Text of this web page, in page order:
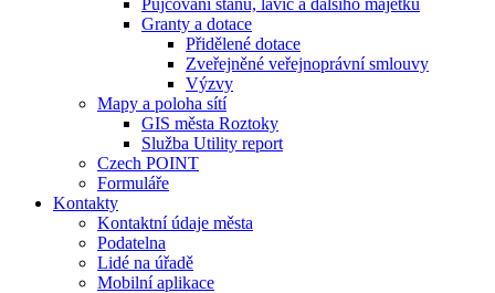
Půjčování stanů, lavic a dalšího majetku
Granty a dotace
Přidělené dotace
Zveřejněné veřejnoprávní smlouvy
Výzvy
Mapy a poloha sítí
GIS města Roztoky
Služba Utility report
Czech POINT
Formuláře
Kontakty
Kontaktní údaje města
Podatelna
Lidé na úřadě
Mobilní aplikace